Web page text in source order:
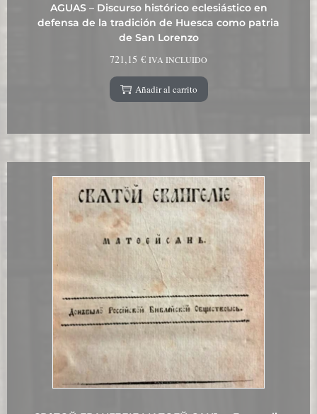
AGUAS – Discurso histórico eclesiástico en
defensa de la tradición de Huesca como patria
de San Lorenzo
721,15 € IVA INCLUIDO
Añadir al carrito